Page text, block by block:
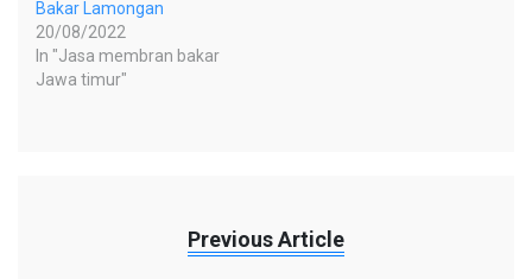
Bakar Lamongan
20/08/2022
In "Jasa membran bakar
Jawa timur"
Previous Article